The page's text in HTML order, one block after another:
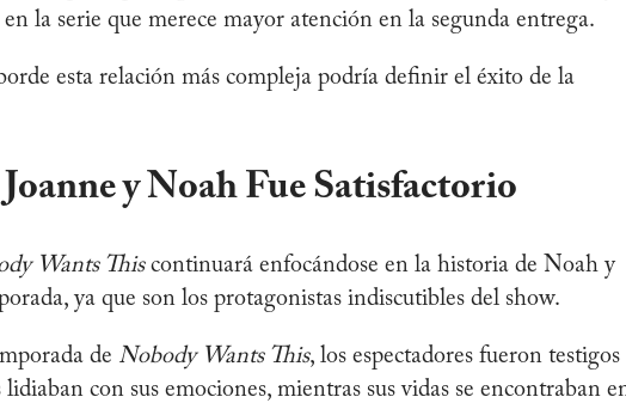
la serie que merece mayor atención en la segunda entrega.
esta relación más compleja podría definir el éxito de la
y Noah Fue Satisfactorio
Wants Thiscontinuará enfocándose en la historia de Noah y
ya que son los protagonistas indiscutibles del show.
de Nobody Wants This, los espectadores fueron testigos
con sus emociones, mientras sus vidas se encontraban